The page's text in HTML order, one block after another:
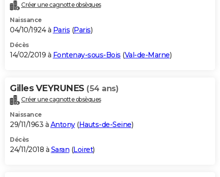
Créer une cagnotte obsèques
Naissance
04/10/1924 à Paris (Paris)
Décès
14/02/2019 à Fontenay-sous-Bois (Val-de-Marne)
Gilles VEYRUNES (54 ans)
Créer une cagnotte obsèques
Naissance
29/11/1963 à Antony(Hauts-de-Seine)
Décès
24/11/2018 à Saran (Loiret)